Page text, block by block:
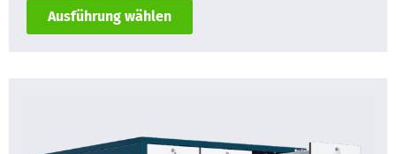
Ausführung wählen